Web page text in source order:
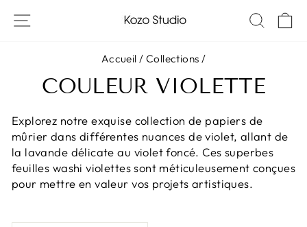
NAVIGATION SUR LES SITES
Accueil / Collections /
COULEUR VIOLETTE
Explorez notre exquise collection de papiers de
mûrier dans différentes nuances de violet, allant de
la lavande délicate au violet foncé. Ces superbes
feuilles washi violettes sont méticuleusement conçues
pour mettre en valeur vos projets artistiques.